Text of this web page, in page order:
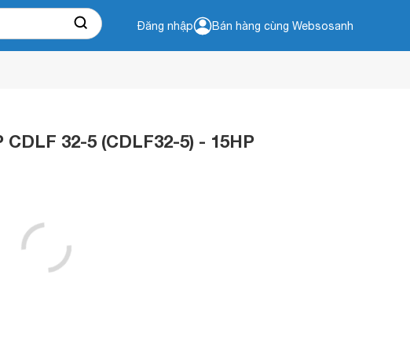
Đăng nhập Bán hàng cùng Websosanh
32-5 (CDLF32-5) - 15HP